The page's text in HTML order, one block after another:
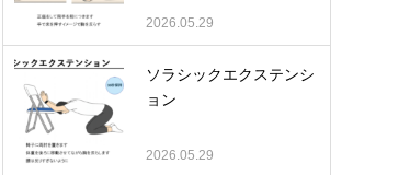
2026.05.29
ソラシックエクステンシ
ョン
2026.05.29